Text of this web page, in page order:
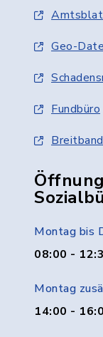
Geo-
Fundbüro
Breitband
Montag bis
08:00 -
Montag
14:00 -